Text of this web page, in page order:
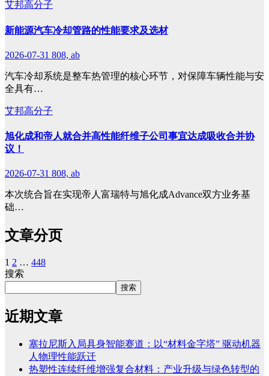
艾邦高分子
新能源汽车冷却管路的性能要求及选材
2026-07-31 808, ab
汽车冷却系统是整车热管理的核心环节，对保障车辆性能与安
全具有…
艾邦高分子
旭化成和帝人就合并高性能纤维子公司事宜达成吸收合并协
议！
2026-07-31 808, ab
本次统合旨在实现帝人富瑞特与旭化成Advance双方业务基
础…
文章分页
1 2 … 448
搜索
搜索
近期文章
塞拉尼斯入局具身智能赛道：以“材料金字塔” 驱动机器
人物理性能跃迁
热塑性连续纤维增强复合材料：产业升级与绿色转型的